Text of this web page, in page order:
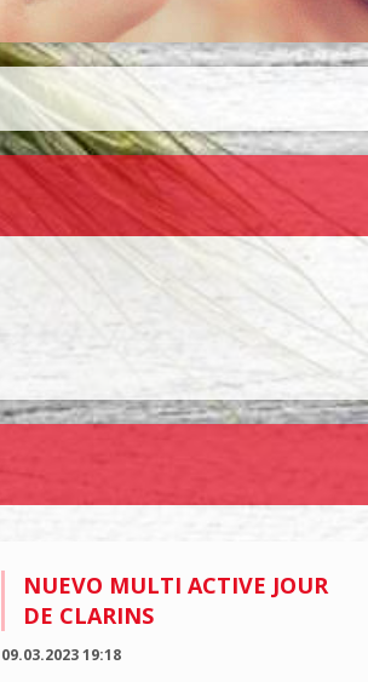
NUEVO MULTI ACTIVE JOUR
DE CLARINS
09.03.2023 19:18